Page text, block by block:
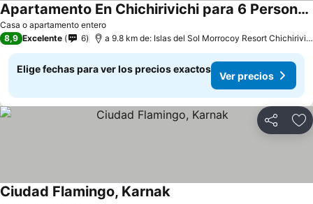
Casa o apartamento entero
Apartamento En Chichirivichi para 6 Personas
8,9 Excelente 6 a 9.8 km de: Islas del Sol Morrocoy Resort Chichiriviche
Elige fechas para ver los precios exactos
Ver precios
Compartir
Ciudad Flamingo, Karnak